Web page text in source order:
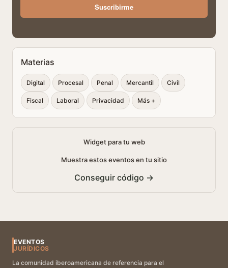
Suscribirme
Materias
Digital Procesal Penal Mercantil Civil
Fiscal Laboral Privacidad Más +
Widget para tu web
Muestra estos eventos en tu sitio
Conseguir código →
EVENTOS
JURÍDICOS
La comunidad iberoamericana de referencia para el